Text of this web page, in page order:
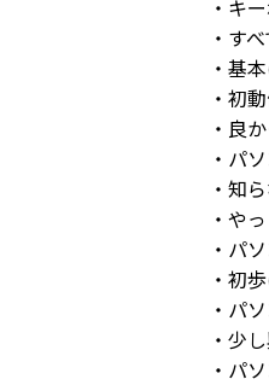
・キー
・すべ
・基本
・初動
・良か
・パソ
・知ら
・やっ
・パソ
・初歩
・パソ
・少し
・パソ